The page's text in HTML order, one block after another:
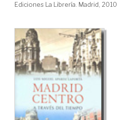
Ediciones La Librería. Madrid, 2010